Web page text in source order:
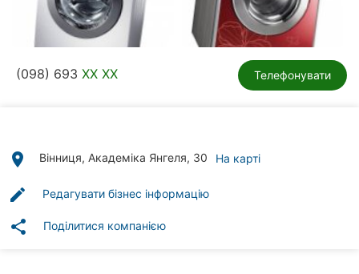
клініки
Приватні
Всі
(098) 693 XX XX Телефонувати
place Вінниця, Академіка Янгеля, 30 На карті
edit Редагувати бізнес інформацію
share Поділитися компанією